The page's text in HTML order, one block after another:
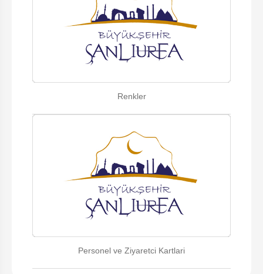
Renkler
Personel ve Ziyaretci Kartlari